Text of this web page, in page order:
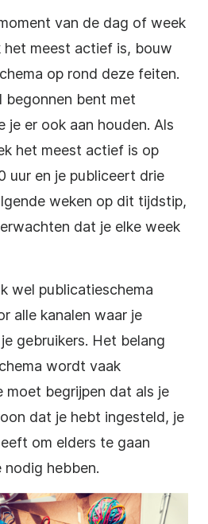
van de dag of week
het meest actief is, bouw
op rond deze feiten.
begonnen bent met
je er ook aan houden. Als
het meest actief is op
uur en je publiceert drie
weken op dit tijdstip,
dat je elke week
wel publicatieschema
alle kanalen waar je
gebruikers. Het belang
wordt vaak
moet begrijpen dat als je
dat je hebt ingesteld, je
om elders te gaan
nodig hebben.